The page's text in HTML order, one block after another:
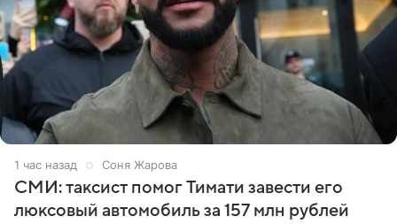
1 час назад Соня Жарова
СМИ: таксист помог Тимати завести его
люксовый автомобиль за 157 млн рублей